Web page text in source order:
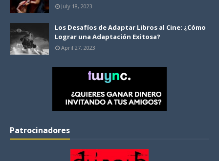
July 18, 2023
Los Desafíos de Adaptar Libros al Cine: ¿Cómo
Lograr una Adaptación Exitosa?
April 27, 2023
Patrocinadores